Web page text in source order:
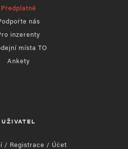
Předplatné
nás
inzerenty
místa TO
Ankety
UŽIVATEL
/ Registrace / Účet